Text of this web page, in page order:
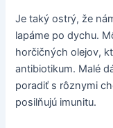
Je taký ostrý, že
lapáme po dychu.
horčičných olejov,
antibiotikum. Malé
poradiť s rôznymi
posilňujú imunitu.